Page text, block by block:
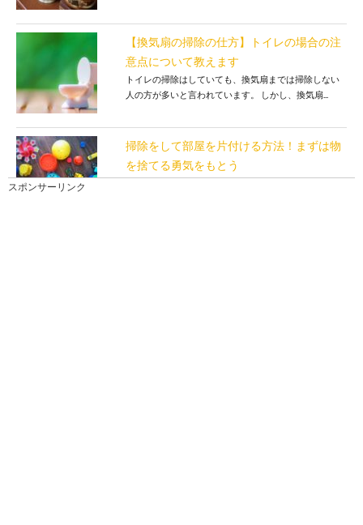
【換気扇の掃除の仕方】トイレの場合の注
意点について教えます
トイレの掃除はしていても、換気扇までは掃除しない
人の方が多いと言われています。 しかし、換気扇...
掃除をして部屋を片付ける方法！まずは物
を捨てる勇気をもとう
スポンサーリンク